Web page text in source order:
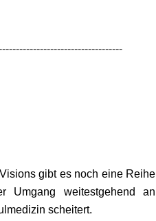
gibt es noch eine Reihe
Umgang weitestgehend an
scheitert.